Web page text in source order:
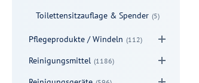
Toilettensitzauflage & Spender (5)
Pflegeprodukte / Windeln (112)
Reinigungsmittel (1186)